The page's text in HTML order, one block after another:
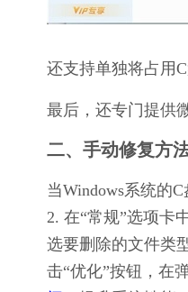
还支持单独将占用
最后，还专门提供
二、手动修复方
当Windows系统的
2. 在“常规”选项卡
选要删除的文件类
击“优化”按钮，在